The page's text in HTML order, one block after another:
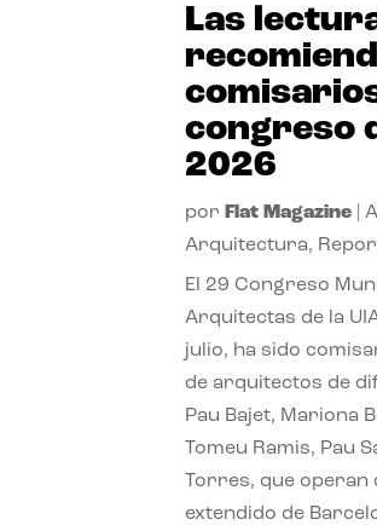
Las
congreso
2026
por Flat Magazine |
Arquitectura,
El 29 Congreso
Arquitectas de la
julio, ha sido
de arquitectos de
Pau Bajet, Mariona
Tomeu Ramis, Pau
Torres, que
extendido de